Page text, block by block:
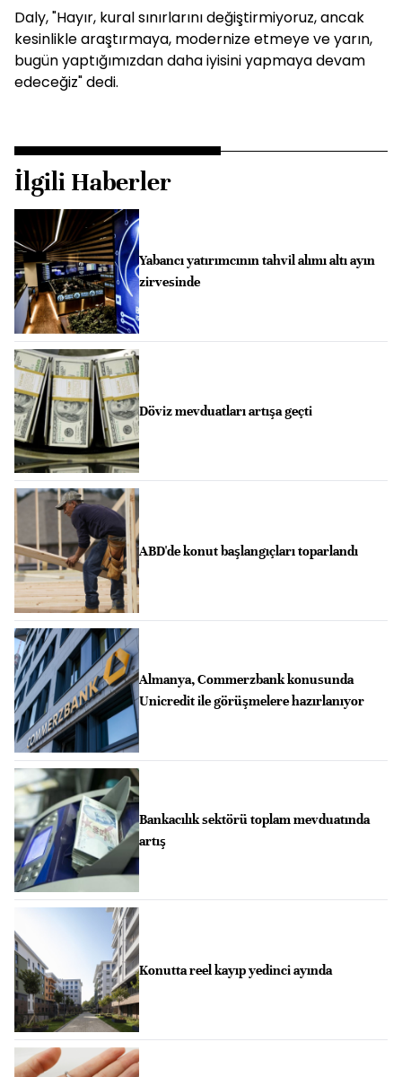
Daly, "Hayır, kural sınırlarını değiştirmiyoruz, ancak
kesinlikle araştırmaya, modernize etmeye ve yarın,
bugün yaptığımızdan daha iyisini yapmaya devam
edeceğiz" dedi.
İlgili Haberler
Yabancı yatırımcının tahvil alımı altı ayın
zirvesinde
Döviz mevduatları artışa geçti
ABD'de konut başlangıçları toparlandı
Almanya, Commerzbank konusunda
Unicredit ile görüşmelere hazırlanıyor
Bankacılık sektörü toplam mevduatında
artış
Konutta reel kayıp yedinci ayında